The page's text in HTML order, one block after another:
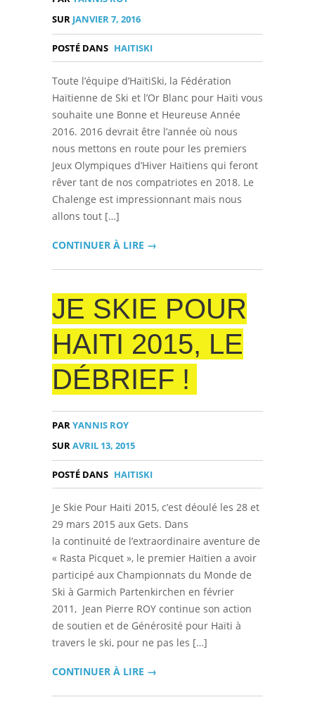
SUR JANVIER 7, 2016
POSTÉ DANS HAITISKI
Toute l’équipe d’HaïtiSki, la Fédération
Haïtienne de Ski et l’Or Blanc pour Haïti vous
souhaite une Bonne et Heureuse Année
2016. 2016 devrait être l’année où nous
nous mettons en route pour les premiers
Jeux Olympiques d’Hiver Haïtiens qui feront
rêver tant de nos compatriotes en 2018. Le
Chalenge est impressionnant mais nous
allons tout […]
CONTINUER À LIRE →
JE SKIE POUR
HAITI 2015, LE
DÉBRIEF !
PARYANNIS ROY
SURAVRIL 13, 2015
POSTÉ DANS HAITISKI
Je Skie Pour Haiti 2015, c’est déoulé les 28 et
29 mars 2015 aux Gets. Dans
la continuité de l’extraordinaire aventure de
« Rasta Picquet », le premier Haïtien a avoir
participé aux Championnats du Monde de
Ski à Garmich Partenkirchen en février
2011, Jean Pierre ROY continue son action
de soutien et de Générosité pour Haïti à
travers le ski, pour ne pas les […]
CONTINUER À LIRE →